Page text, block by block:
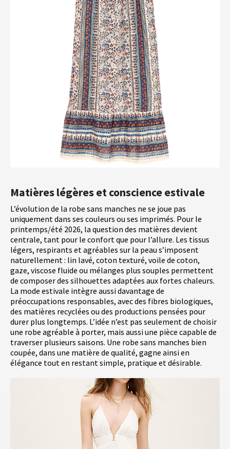
Matières légères et conscience estivale
L’évolution de la robe sans manches ne se joue pas
uniquement dans ses couleurs ou ses imprimés. Pour le
printemps/été 2026, la question des matières devient
centrale, tant pour le confort que pour l’allure. Les tissus
légers, respirants et agréables sur la peau s’imposent
naturellement : lin lavé, coton texturé, voile de coton,
gaze, viscose fluide ou mélanges plus souples permettent
de composer des silhouettes adaptées aux fortes chaleurs.
La mode estivale intègre aussi davantage de
préoccupations responsables, avec des fibres biologiques,
des matières recyclées ou des productions pensées pour
durer plus longtemps. L’idée n’est pas seulement de choisir
une robe agréable à porter, mais aussi une pièce capable de
traverser plusieurs saisons. Une robe sans manches bien
coupée, dans une matière de qualité, gagne ainsi en
élégance tout en restant simple, pratique et désirable.